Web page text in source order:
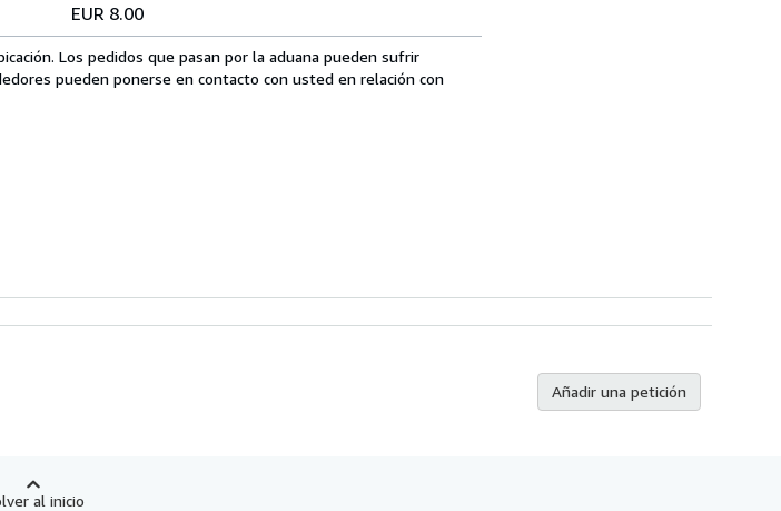
EUR 8.00
Los pedidos que pasan por la aduana pueden sufrir
pueden ponerse en contacto con usted en relación con
Añadir una petición
al inicio